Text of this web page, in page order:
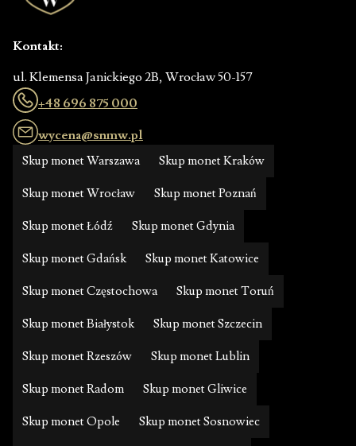
Kontakt:
ul. Klemensa Janickiego 2B, Wrocław 50-157
+48 696 875 000
wycena@snmw.pl
Skup monet Warszawa
Skup monet Kraków
Skup monet Wrocław Skup monet Poznań
Skup monet Łódź Skup monet Gdynia
Skup monet Gdańsk Skup monet Katowice
Skup monet Częstochowa Skup monet Toruń
Skup monet Białystok Skup monet Szczecin
Skup monet Rzeszów Skup monet Lublin
Skup monet Radom Skup monet Gliwice
Skup monet Opole Skup monet Sosnowiec